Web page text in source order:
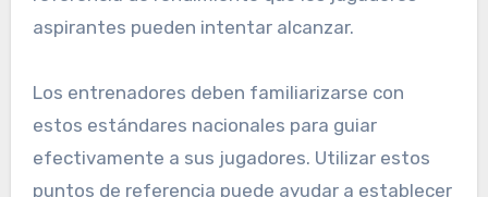
Italia. Esta comparación puede motivar a los
identificar áreas que necesitan mejora. Por
ejemplo, las competiciones nacionales de rugby
juvenil a menudo establecen puntos de
referencia de rendimiento que los jugadores